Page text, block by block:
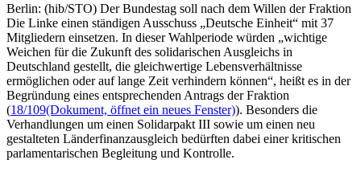
Berlin: (hib/STO) Der Bundestag soll nach dem Willen der Fraktion
Die Linke einen ständigen Ausschuss „Deutsche Einheit“ mit 37
Mitgliedern einsetzen. In dieser Wahlperiode würden „wichtige
Weichen für die Zukunft des solidarischen Ausgleichs in
Deutschland gestellt, die gleichwertige Lebensverhältnisse
ermöglichen oder auf lange Zeit verhindern können“, heißt es in der
Begründung eines entsprechenden Antrags der Fraktion
(18/109(Dokument, öffnet ein neues Fenster)). Besonders die
Verhandlungen um einen Solidarpakt III sowie um einen neu
gestalteten Länderfinanzausgleich bedürften dabei einer kritischen
parlamentarischen Begleitung und Kontrolle.